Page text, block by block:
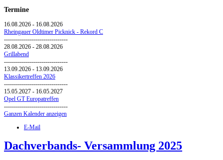
Termine
16.08.2026 - 16.08.2026
Rheingauer Oldtimer Picknick - Rekord C
--------------------------------
28.08.2026 - 28.08.2026
Grillabend
--------------------------------
13.09.2026 - 13.09.2026
Klassikertreffen 2026
--------------------------------
15.05.2027 - 16.05.2027
Opel GT Europatreffen
--------------------------------
Ganzen Kalender anzeigen
E-Mail
Dachverbands- Versammlung 2025